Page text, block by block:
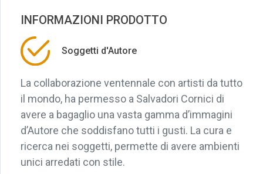
INFORMAZIONI PRODOTTO
Soggetti d'Autore
La collaborazione ventennale con artisti da tutto
il mondo, ha permesso a Salvadori Cornici di
avere a bagaglio una vasta gamma d’immagini
d’Autore che soddisfano tutti i gusti. La cura e
ricerca nei soggetti, permette di avere ambienti
unici arredati con stile.